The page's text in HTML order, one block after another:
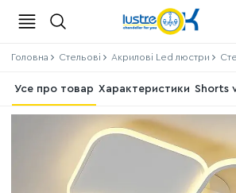
Головна Стельові Акрилові Led люстри
Усе про товар Характеристики Shorts